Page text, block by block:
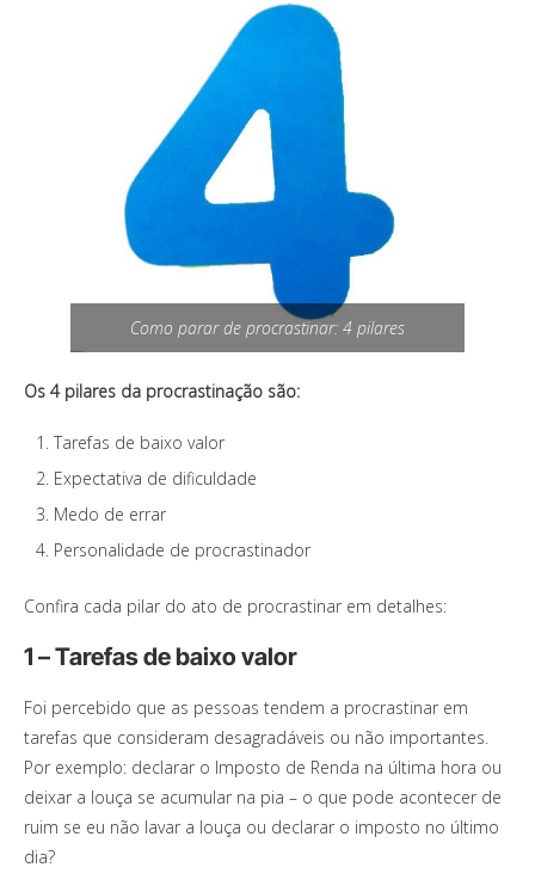
Como parar de procrastinar: 4 pilares
Os 4 pilares da procrastinação são:
Tarefas de baixo valor
Expectativa de dificuldade
Medo de errar
Personalidade de procrastinador
Confira cada pilar do ato de procrastinar em detalhes:
1 – Tarefas de baixo valor
Foi percebido que as pessoas tendem a procrastinar em
tarefas que consideram desagradáveis ou não importantes.
Por exemplo: declarar o Imposto de Renda na última hora ou
deixar a louça se acumular na pia – o que pode acontecer de
ruim se eu não lavar a louça ou declarar o imposto no último
dia?